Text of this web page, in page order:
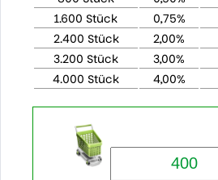
1.600 Stück
0,75%
2.400 Stück
2,00%
3.200 Stück
3,00%
4.000 Stück
4,00%